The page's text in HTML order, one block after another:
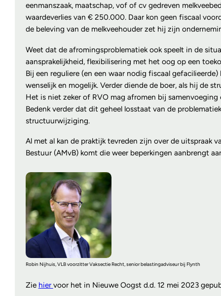
eenmanszaak, maatschap, vof of cv gedreven
waardeverlies van € 250.000. Daar kon geen fiscaal
de beleving van de melkveehouder zet hij zijn
Weet dat de afromingsproblematiek ook speelt in de
aansprakelijkheid, flexibilisering met het oog op een
Bij een reguliere (en een waar nodig fiscaal
wenselijk en mogelijk. Verder diende de boer, als hij de
Het is niet zeker of RVO mag afromen bij
Bedenk verder dat dit geheel losstaat van de
structuurwijziging.
Al met al kan de praktijk tevreden zijn over de uitspraak
Bestuur (AMvB) komt die weer beperkingen aanbrengt
Robin Nijhuis, VLB voorzitter Vaksectie Recht, senior belastingadviseur bij Flynth
Zie hier voor het in Nieuwe Oogst d.d. 12 mei 2023